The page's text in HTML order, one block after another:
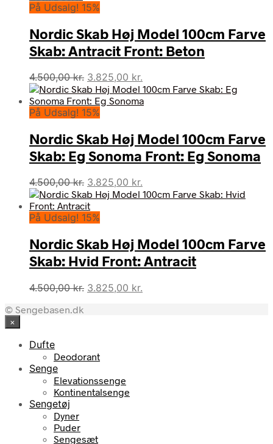
var:
På Udsalg! 15%
Nordic Skab Høj Model 100cm Farve
Skab: Antracit Front: Beton
4.500,00kr. Den
oprindelige
pris
var:
3.825,00 kr.
aktuelle
pris
På Udsalg! 15%
Nordic Skab Høj Model 100cm Farve
Skab: Eg Sonoma Front: Eg Sonoma
4.500,00kr. Den
oprindelige
pris
var:
3.825,00 kr.
aktuelle
På Udsalg! 15%
Nordic Skab Høj Model 100cm Farve
Skab: Hvid Front: Antracit
4.500,00kr. Den
3.825,00 kr.
© Sengebasen.dk
×
Dufte
Deodorant
Senge
Elevationssenge
Kontinentalsenge
Sengetøj
Dyner
Puder
Sengesæt